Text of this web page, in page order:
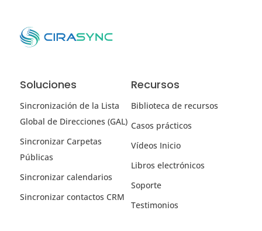
Soluciones
Sincronización de la Lista
Global de Direcciones (GAL)
Sincronizar Carpetas
Públicas
Sincronizar calendarios
Sincronizar contactos CRM
Recursos
Biblioteca de recursos
Casos prácticos
Vídeos Inicio
Libros electrónicos
Soporte
Testimonios